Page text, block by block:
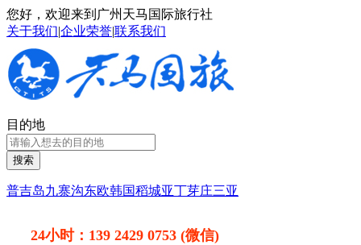
您好，欢迎来到广州天马国际旅行社
关于我们|企业荣誉|联系我们
目的地
搜索
普吉岛九寨沟东欧韩国稻城亚丁芽庄三亚
24小时： 139 2429 0753 (微信)